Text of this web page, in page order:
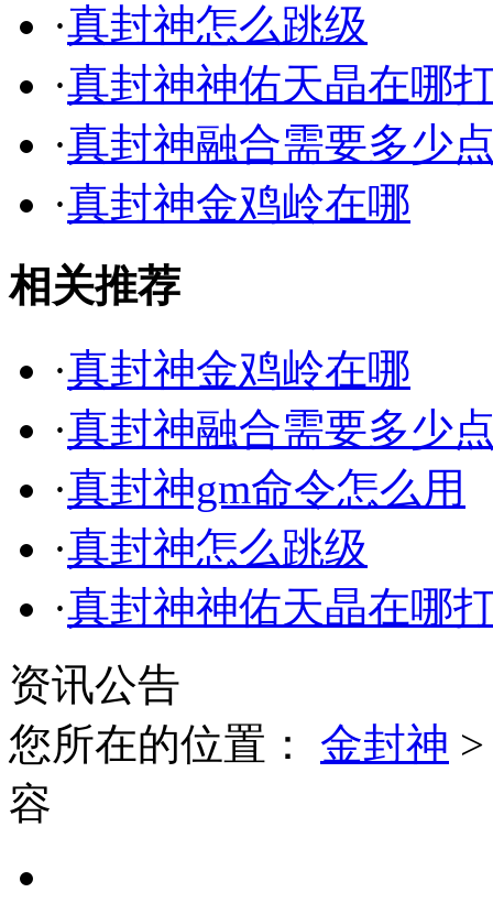
·真封神怎么跳级
·真封神神佑天晶在哪
·真封神融合需要多少
·真封神金鸡岭在哪
相关推荐
·真封神金鸡岭在哪
·真封神融合需要多少
·真封神gm命令怎么用
·真封神怎么跳级
·真封神神佑天晶在哪
资讯公告
您所在的位置： 金封神
容